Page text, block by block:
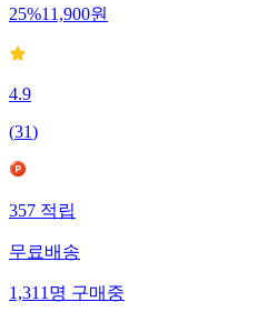
25%11,900원
4.9
(31)
357적립
무료배송
1,311명구매중